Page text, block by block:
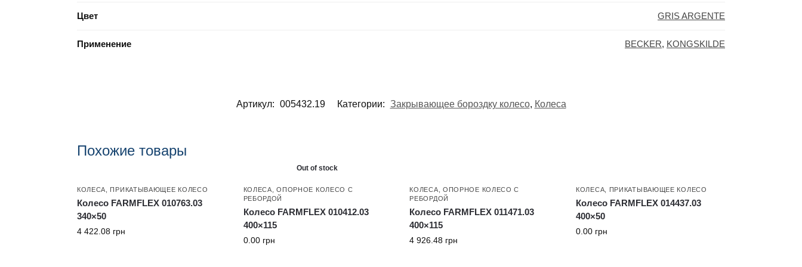
Цвет GRIS ARGENTE
Применение BECKER, KONGSKILDE
Артикул: 005432.19 Категории: Закрывающее бороздку колесо, Колеса
Похожие товары
КОЛЕСА ПРИКАТЫВАЮЩЕЕ КОЛЕСО
Колесо FARMFLEX 010763.03
340×50
4 422.08 грн
Out of stock
КОЛЕСА ,ОПОРНОЕ КОЛЕСО С
РЕБОРДОЙ
Колесо FARMFLEX 010412.03
400×115
0.00 грн
КОЛЕСА
ОПОРНОЕ КОЛЕСО С
РЕБОРДОЙ
Колесо FARMFLEX 011471.03
400×115
4 926.48 грн
КОЛЕСА ПРИКАТЫВАЮЩЕЕ КОЛЕСО
Колесо FARMFLEX 014437.03
400×50
0.00 грн